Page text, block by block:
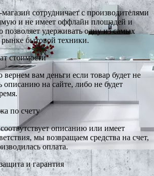
сотрудничает с производителями
и не имеет оффлайн площадей и
позволяет удерживать одну из самых
бытовой техники.
стоимости
вам деньги если товар будет не
описанию на сайте, либо не будет
по счету
описанию или имеет
мы возвращаем средства на счет,
оплата.
и гарантия